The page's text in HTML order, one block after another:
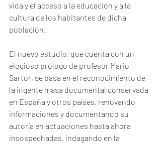
vida y el acceso a la educación y a la
cultura de los habitantes de dicha
población.
El nuevo estudio, que cuenta con un
elogioso prólogo de profesor Mario
Sartor, se basa en el reconocimiento de
la ingente masa documental conservada
en España y otros países, renovando
informaciones y documentando su
autoría en actuaciones hasta ahora
insospechadas, indagando en la